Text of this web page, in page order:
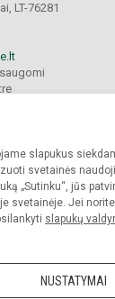
slapukus
svetainės
„Sutinku“, jūs
svetainėje. Jei
slapukų
NUSTATYMAI
LT-76281
progimnazija.
įstaigos